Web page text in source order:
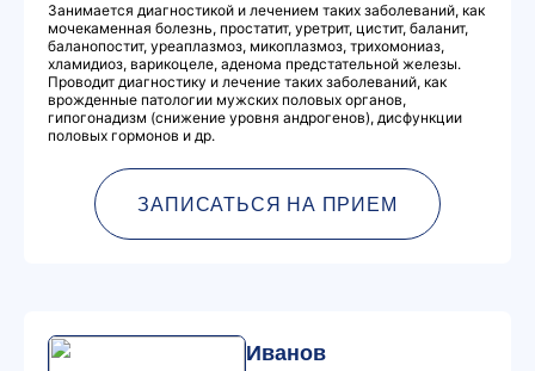
Занимается диагностикой и лечением таких заболеваний, как
мочекаменная болезнь, простатит, уретрит, цистит, баланит,
баланопостит, уреаплазмоз, микоплазмоз, трихомониаз,
хламидиоз, варикоцеле, аденома предстательной железы.
Проводит диагностику и лечение таких заболеваний, как
врожденные патологии мужских половых органов,
гипогонадизм (снижение уровня андрогенов), дисфункции
половых гормонов и др.
ЗАПИСАТЬСЯ НА ПРИЕМ
Иванов